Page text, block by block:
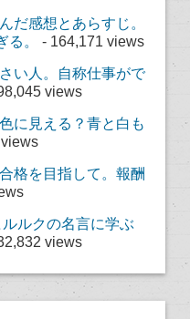
だ感想とあらすじ。
。
- 164,171 views
い人。自称仕事がで
views
に見える？青と白も
格を目指して。報酬
ルクの名言に学ぶ
views